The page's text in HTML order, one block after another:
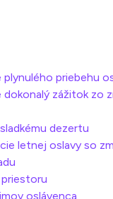
priebehu
zážitok zo
dezertu
letnej oslavy so
priestoru
oslávenca